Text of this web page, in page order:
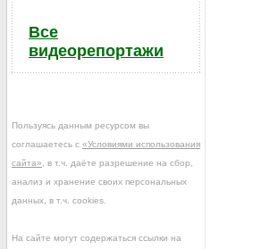
Все
видеорепортажи
Пользуясь данным ресурсом вы
соглашаетесь с «Условиями использования
сайта» , в т.ч. даёте разрешение на сбор,
анализ и хранение своих персональных
данных, в т.ч. cookies.
На сайте могут содержаться ссылки на